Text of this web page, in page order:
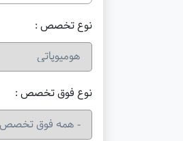
نوع تخصص :
نوع فوق تخصص :